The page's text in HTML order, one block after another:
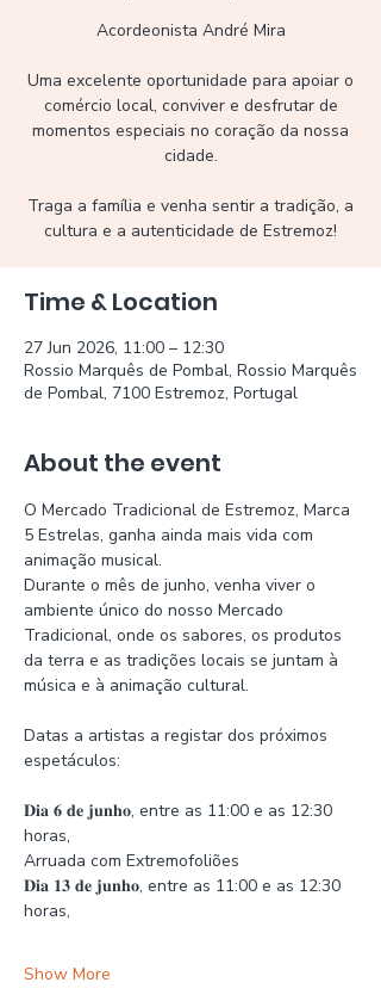
Acordeonista André Mira
Uma excelente oportunidade para apoiar o
comércio local, conviver e desfrutar de
momentos especiais no coração da nossa
cidade.
Traga a família e venha sentir a tradição, a
cultura e a autenticidade de Estremoz!
Time & Location
27 Jun 2026, 11:00 – 12:30
Rossio Marquês de Pombal, Rossio Marquês
de Pombal, 7100 Estremoz, Portugal
About the event
O Mercado Tradicional de Estremoz, Marca
5 Estrelas, ganha ainda mais vida com
animação musical.
Durante o mês de junho, venha viver o
ambiente único do nosso Mercado
Tradicional, onde os sabores, os produtos
da terra e as tradições locais se juntam à
música e à animação cultural.
Datas a artistas a registar dos próximos
espetáculos:
𝐃𝐢𝐚 𝟔 𝐝𝐞 𝐣𝐮𝐧𝐡𝐨, entre as 11:00 e as 12:30
horas,
Arruada com Extremofoliões
𝐃𝐢𝐚 𝟏𝟑 𝐝𝐞 𝐣𝐮𝐧𝐡𝐨, entre as 11:00 e as 12:30
horas,
Show More